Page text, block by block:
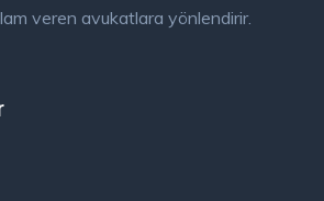
veren avukatlara yönlendirir.